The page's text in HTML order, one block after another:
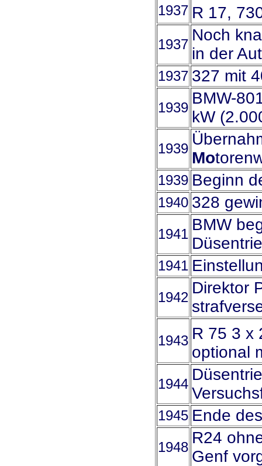
1937 R 17,
1937
Noch
in der
1937 327 mit
1939
BMW-
kW
1939
Mo
1939 Beginn
1940 328
1941
BMW
1941
1942
Direktor
1943 R 75 3 x
optional
1944
1945 Ende
1948
R24
Genf